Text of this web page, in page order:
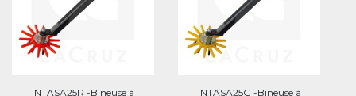
INTASA25R -Bineuse à
INTASA25G -Bineuse à